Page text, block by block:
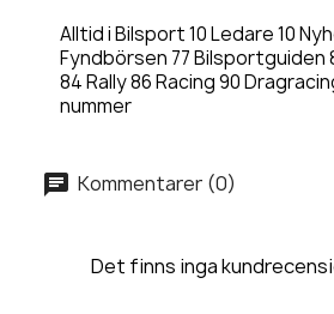
Alltid i Bilsport 10 Ledare 10
Fyndbörsen 77
84 Rally 86 Racing 90
nummer
Kommentarer (0)
Det finns inga